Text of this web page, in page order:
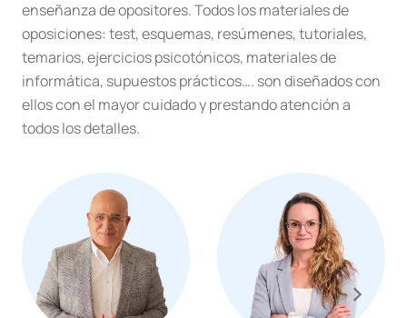
enseñanza de opositores. Todos los materiales de
oposiciones: test, esquemas, resúmenes, tutoriales,
temarios, ejercicios psicotónicos, materiales de
informática, supuestos prácticos…. son diseñados con
ellos con el mayor cuidado y prestando atención a
todos los detalles.